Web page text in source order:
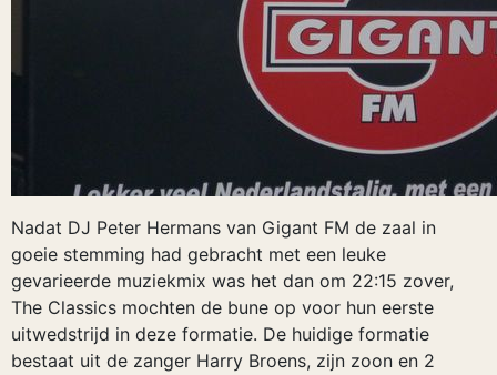
Nadat DJ Peter Hermans van Gigant FM de zaal in
goeie stemming had gebracht met een leuke
gevarieerde muziekmix was het dan om 22:15 zover,
The Classics mochten de bune op voor hun eerste
uitwedstrijd in deze formatie. De huidige formatie
bestaat uit de zanger Harry Broens, zijn zoon en 2